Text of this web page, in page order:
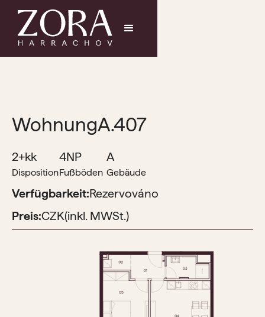
WohnungA.407
2+kk 4NP A
DispositionFußböden Gebäude
Verfügbarkeit:Rezervováno
Preis:CZK(inkl. MWSt.)